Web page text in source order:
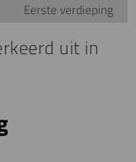
Eerste verdieping
uit in